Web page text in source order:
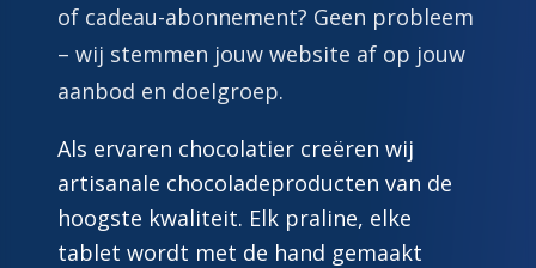
of cadeau-abonnement? Geen probleem
– wij stemmen jouw website af op jouw
aanbod en doelgroep.
Als ervaren chocolatier creëren wij
artisanale chocoladeproducten van de
hoogste kwaliteit. Elk praline, elke
tablet wordt met de hand gemaakt